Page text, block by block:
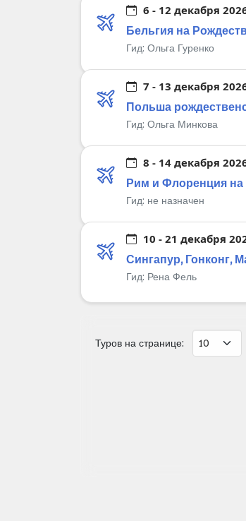
6 - 12 декабря
Бельгия на
Гид: Ольга Гуренко
7 - 13 декабря
Польша
Гид: Ольга Минкова
8 - 14 декабря
Рим и Флоренция на
Гид: не назначен
10 - 21 декабря
Сингапур, Гонконг,
Гид: Рена Фель
Туров на странице: